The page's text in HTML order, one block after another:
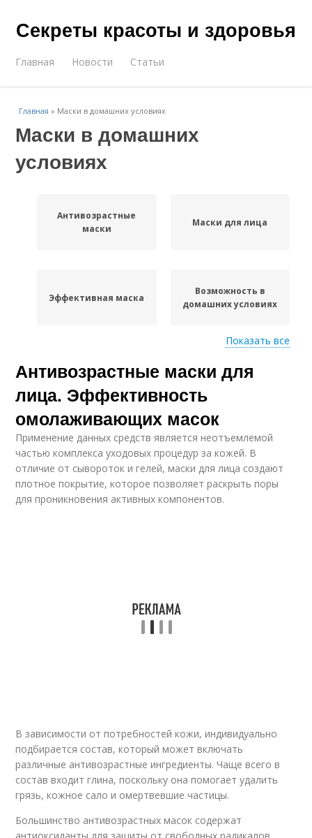
Секреты красоты и здоровья
Главная Новости Статьи
Главная » Маски в домашних условиях
Маски в домашних
условиях
Антивозрастные
маски
Маски для лица
Эффективная маска
Возможность в
домашних условиях
Маска для лица
Маска для
омоложения
Лица в домашних
условиях
Условия от морщин
Маска на основе Маска для сухой кожи
Домашние маски Маски для сухой кожи
Показать все
Антивозрастные маски для
лица. Эффективность
омолаживающих масок
Применение данных средств является неотъемлемой
частью комплекса уходовых процедур за кожей. В
отличие от сывороток и гелей, маски для лица создают
плотное покрытие, которое позволяет раскрыть поры
для проникновения активных компонентов.
В зависимости от потребностей кожи, индивидуально
подбирается состав, который может включать
различные антивозрастные ингредиенты. Чаще всего в
состав входит глина, поскольку она помогает удалить
грязь, кожное сало и омертвевшие частицы.
Большинство антивозрастных масок содержат